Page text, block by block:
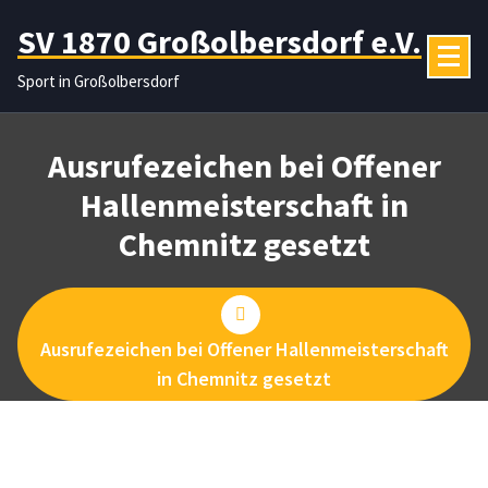
Inhalt
springen
SV 1870 Großolbersdorf e.V.
Sport in Großolbersdorf
Ausrufezeichen bei Offener
Hallenmeisterschaft in
Chemnitz gesetzt
Ausrufezeichen bei Offener Hallenmeisterschaft
in Chemnitz gesetzt